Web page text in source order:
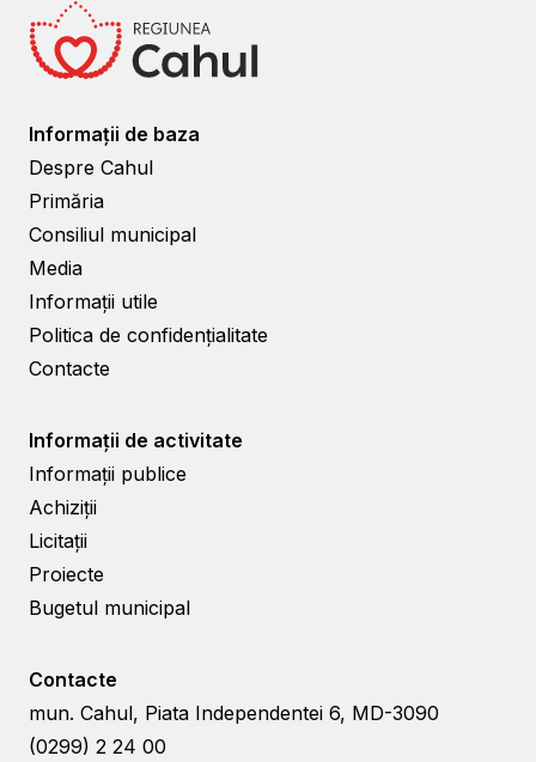
Informații de baza
Despre Cahul
Primăria
Consiliul municipal
Media
Informații utile
Politica de confidențialitate
Contacte
Informații de activitate
Informații publice
Achiziții
Licitații
Proiecte
Bugetul municipal
Contacte
mun. Cahul, Piata Independentei 6, MD-3090
(0299) 2 24 00